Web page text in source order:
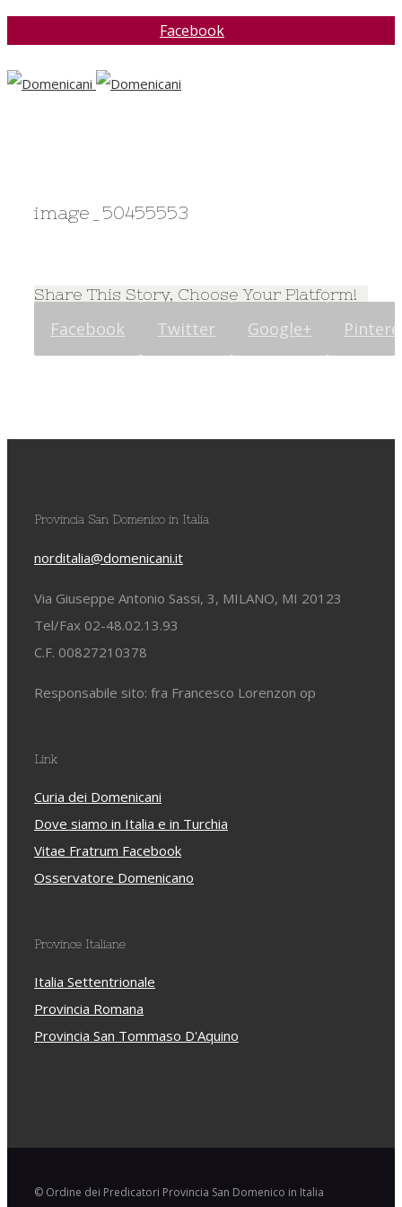
Facebook
image_50455553
Share This Story, Choose Your Platform!
Facebook Twitter Google+
Provincia San Domenico in Italia
norditalia@domenicani.it
Via Giuseppe Antonio Sassi, 3, MILANO, MI 20123
Tel/Fax 02-48.02.13.93
C.F. 00827210378
Responsabile sito: fra Francesco Lorenzon op
Link
Curia dei Domenicani
Dove siamo in Italia e in Turchia
Vitae Fratrum Facebook
Osservatore Domenicano
Province Italiane
Italia Settentrionale
Provincia Romana
Provincia San Tommaso D'Aquino
© Ordine dei Predicatori Provincia San Domenico in Italia